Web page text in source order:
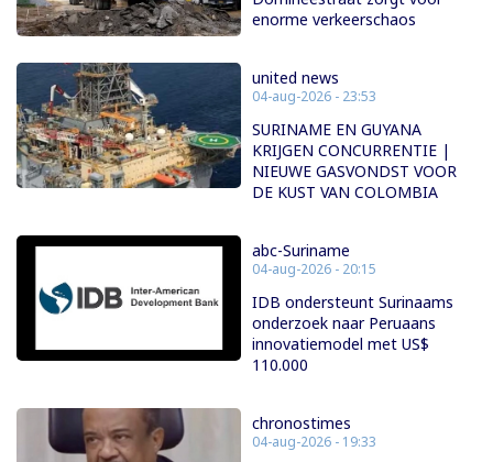
enorme verkeerschaos
united news
04-aug-2026 - 23:53
SURINAME EN GUYANA
KRIJGEN CONCURRENTIE |
NIEUWE GASVONDST VOOR
DE KUST VAN COLOMBIA
abc-Suriname
04-aug-2026 - 20:15
IDB ondersteunt Surinaams
onderzoek naar Peruaans
innovatiemodel met US$
110.000
chronostimes
04-aug-2026 - 19:33